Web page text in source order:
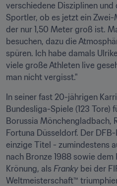
verschiedene Disziplinen
Sportler, ob es jetzt ein
der nur 1,50 Meter groß ist.
besuchen, dazu die
spüren. Ich habe damals
viele große Athleten live
man nicht vergisst."
In seiner fast 20-jährigen
Bundesliga-Spiele (123 Tore)
Borussia Mönchengladbach,
Fortuna Düsseldorf. Der
einzige Titel - zumindestens
nach Bronze 1988 sowie
Krönung, als Franky bei der
Weltmeisterschaft™